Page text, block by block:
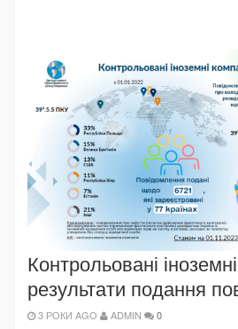
Контрольовані
результати подання
3 РОКИ AGO ADMIN 0